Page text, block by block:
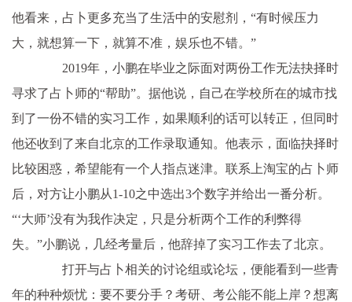
他看来，占卜更多充当了生活中的安慰剂，“有时候压力
大，就想算一下，就算不准，娱乐也不错。”
2019年，小鹏在毕业之际面对两份工作无法抉择时
寻求了占卜师的“帮助”。据他说，自己在学校所在的城市找
到了一份不错的实习工作，如果顺利的话可以转正，但同时
他还收到了来自北京的工作录取通知。他表示，面临抉择时
比较困惑，希望能有一个人指点迷津。联系上淘宝的占卜师
后，对方让小鹏从1-10之中选出3个数字并给出一番分析。
“‘大师’没有为我作决定，只是分析两个工作的利弊得
失。”小鹏说，几经考量后，他辞掉了实习工作去了北京。
打开与占卜相关的讨论组或论坛，便能看到一些青
年的种种烦忧：要不要分手？考研、考公能不能上岸？想离